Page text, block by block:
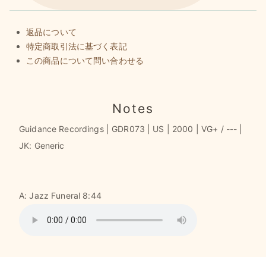
返品について
特定商取引法に基づく表記
この商品について問い合わせる
Notes
Guidance Recordings | GDR073 | US | 2000 | VG+ / --- |
JK: Generic
A: Jazz Funeral 8:44